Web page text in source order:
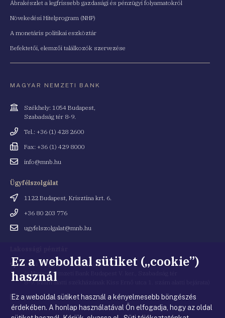
Ábrakészlet a legfrissebb gazdasági és pénzügyi folyamatokról
Növekedési Hitelprogram (NHP)
A monetáris politikai eszköztár
Befektetői, elemzői találkozók szervezése
MAGYAR NEMZETI BANK
Cím
Székhely: 1054 Budapest,
Szabadság tér 8-9.
Telefonszám
Tel.: +36 (1) 428 2600
Fax
Fax: +36 (1) 429 8000
Emailinfo@mnb.hu
Ügyfélszolgálat
Cím
1122 Budapest, Krisztina krt. 6.
Telefonszám
+36 80 203 776
Emailugyfelszolgalat@mnb.hu
Cím 1054 Budapest, Kiss Ernő utca 1.
(a Magyar Nemzeti Bank Budapest V. ker., Szabadság tér
8-9. szám alatti székházának Kiss Ernő utca 1. szám alatti bejárata)
Email
cím
penztar@mnb.hu
Ez a weboldal sütiket („cookie”)
használ
Ez a weboldal sütiket használ a kényelmesebb böngészés
érdekében. A honlap használatával Ön elfogadja, hogy az oldal